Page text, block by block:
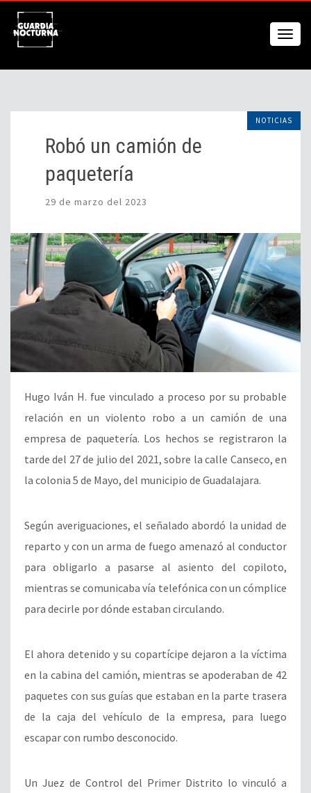
NOTICIAS
Robó un camión de
paquetería
29 de marzo del 2023
Hugo Iván H. fue vinculado a proceso por su probable
relación en un violento robo a un camión de una
empresa de paquetería. Los hechos se registraron la
tarde del 27 de julio del 2021, sobre la calle Canseco, en
la colonia 5 de Mayo, del municipio de Guadalajara.
Según averiguaciones, el señalado abordó la unidad de
reparto y con un arma de fuego amenazó al conductor
para obligarlo a pasarse al asiento del copiloto,
mientras se comunicaba vía telefónica con un cómplice
para decirle por dónde estaban circulando.
El ahora detenido y su copartícipe dejaron a la víctima
en la cabina del camión, mientras se apoderaban de 42
paquetes con sus guías que estaban en la parte trasera
de la caja del vehículo de la empresa, para luego
escapar con rumbo desconocido.
Un Juez de Control del Primer Distrito lo vinculó a